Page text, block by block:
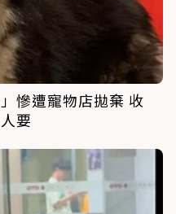
慘遭寵物店拋棄 收
要